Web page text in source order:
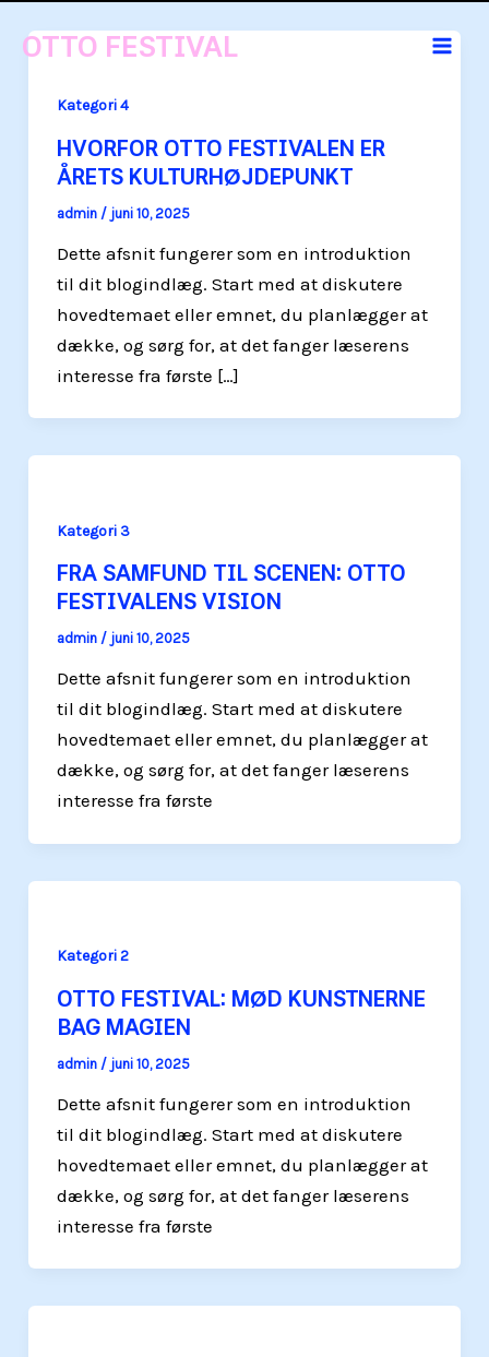
OTTO FESTIVAL
Kategori 4
HVORFOR OTTO FESTIVALEN ER
ÅRETS KULTURHØJDEPUNKT
admin / juni 10, 2025
Dette afsnit fungerer som en introduktion
til dit blogindlæg. Start med at diskutere
hovedtemaet eller emnet, du planlægger at
dække, og sørg for, at det fanger læserens
interesse fra første […]
Kategori 3
FRA SAMFUND TIL SCENEN: OTTO
FESTIVALENS VISION
admin / juni 10, 2025
Dette afsnit fungerer som en introduktion
til dit blogindlæg. Start med at diskutere
hovedtemaet eller emnet, du planlægger at
dække, og sørg for, at det fanger læserens
interesse fra første
Kategori 2
OTTO FESTIVAL: MØD KUNSTNERNE
BAG MAGIEN
admin / juni 10, 2025
Dette afsnit fungerer som en introduktion
til dit blogindlæg. Start med at diskutere
hovedtemaet eller emnet, du planlægger at
dække, og sørg for, at det fanger læserens
interesse fra første